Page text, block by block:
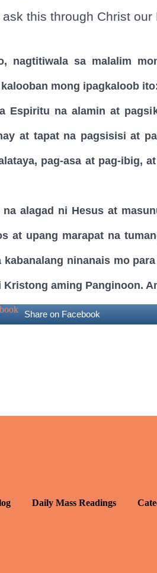
this through Christ our
nagtitiwala sa malalim
mong ipagkaloob
Espiritu na alamin at
at tapat na pagsisisi at
pag-asa at pag-ibig,
alagad ni Hesus at
at upang marapat na
ninanais mo
aming Panginoon.
Share on Facebook
Daily Mass Readings